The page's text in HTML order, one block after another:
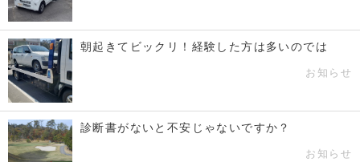
朝起きてビックリ！経験した方は多いのでは
お知らせ
診断書がないと不安じゃないですか？
お知らせ